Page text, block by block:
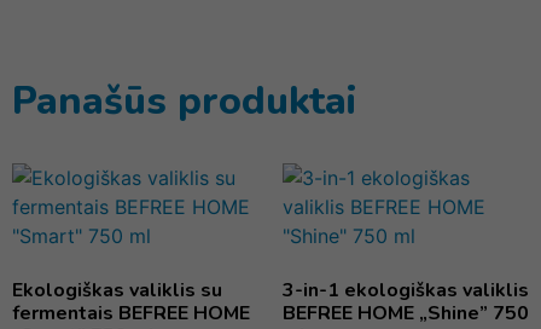
Panašūs produktai
Ekologiškas valiklis su
fermentais BEFREE HOME
3-in-1 ekologiškas valiklis
BEFREE HOME „Shine” 750